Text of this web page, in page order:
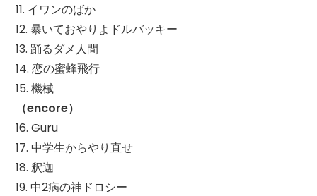
11. イワンのばか
12. 暴いておやりよドルバッキー
13. 踊るダメ人間
14. 恋の蜜蜂飛行
15. 機械
（encore）
16. Guru
17. 中学生からやり直せ
18. 釈迦
19. 中2病の神ドロシー